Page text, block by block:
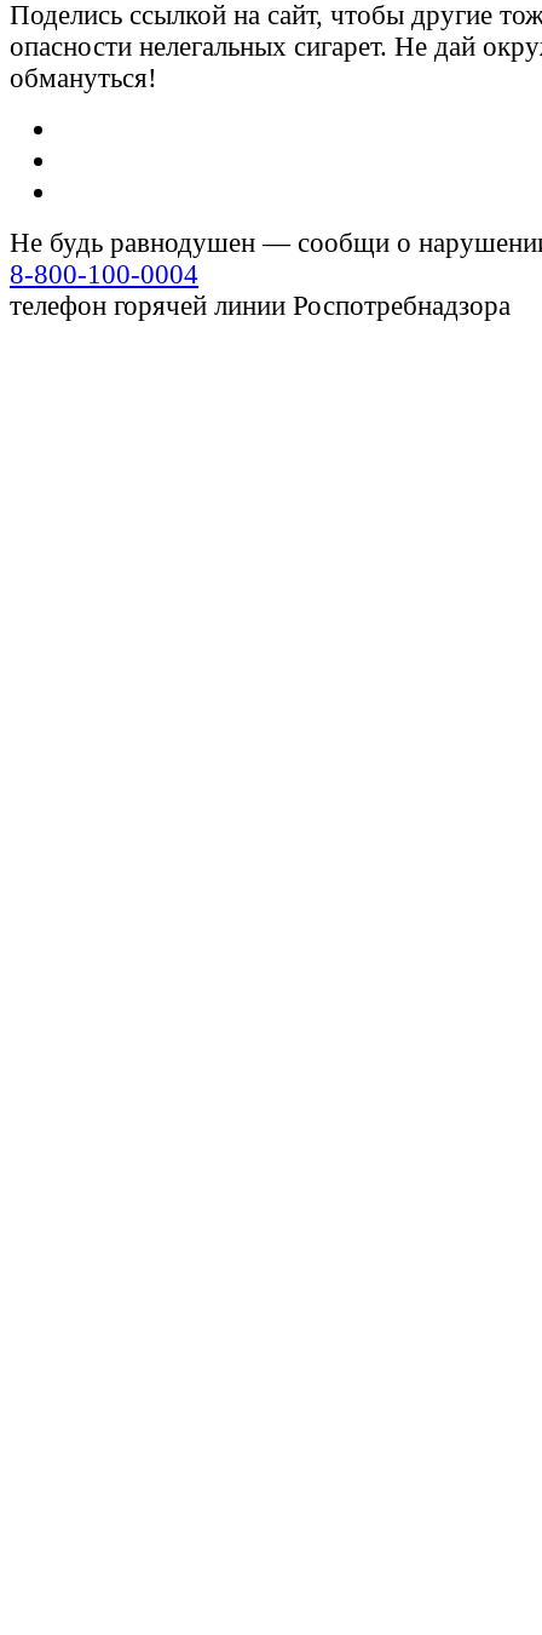
Поделись ссылкой на сайт, чтобы другие
опасности нелегальных сигарет. Не дай
обмануться!
Не будь равнодушен — сообщи о
8-800-100-0004
телефон горячей линии Роспотребнадзора